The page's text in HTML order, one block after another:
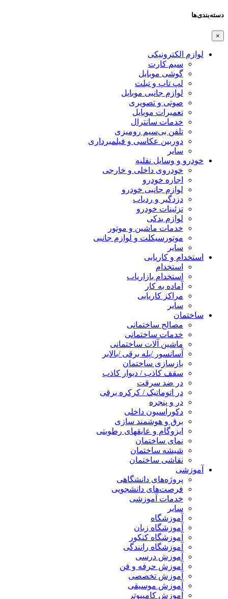
دسته‌بندی‌ها
×
لوازم الکترونیکی
سیم کارت
گوشی موبایل
لپ تاپ و تبلت
لوازم جانبی موبایل
صوتی و تصویری
تعمیرات موبایل
خدمات سانترال
تلفن بی‌سیم رومیزی
دوربین عکاسی و فیلمبرداری
سایر
خودرو و وسایل نقلیه
خودروی داخلی و خارجی
اجاره خودرو
لوازم جانبی خودرو
دزدگیر و ردیاب
تزئینات خودرو
لوازم یدکی
خدمات ماشین و موتور
موتورسیکلت و لوازم جانبی
سایر
استخدام و کاریابی
استخدام
استخدام بازاریاب
آماده به کار
مراکز کاریابی
سایر
ساختمان
مصالح ساختمانی
خدمات ساختمانی
ماشین آلات ساختمانی
آسانسور /پله برقی /بالابر
بازسازی ساختمان
سقف کاذب / دیوار کاذب
در ضد سرقت
در اتوماتیک / کرکره برقی
در و پنجره
دکوراسیون داخلی
برق و هوشمند سازی
ایزوگام و عایقهای رطوبتی
نمای ساختمان
شیشه ساختمان
نقاشی ساختمان
آموزشی
پروژه‌های دانشگاهی
فرصت‌های دانشجویی
خدمات آموزشی
سایر
آموزشگاه
آموزشگاه زبان
آموزشگاه کنکور
آموزشگاه رانندگی
آموزش درسی
آموزش حرفه و فن
آموزش تخصصی
آموزش موسیقی
آموزش کامپیوتر